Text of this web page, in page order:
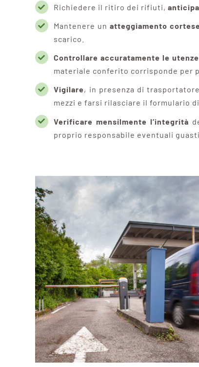
Richiedere il ritiro dei rifiuti,
Mantenere unatteggiamento
scarico.
Controllare accuratamente le
materiale conferito corrisponde per
Vigilare, in presenza di
mezzi e farsi rilasciare il formulario
Verificare mensilmente l’integrità
proprio responsabile eventuali guasti